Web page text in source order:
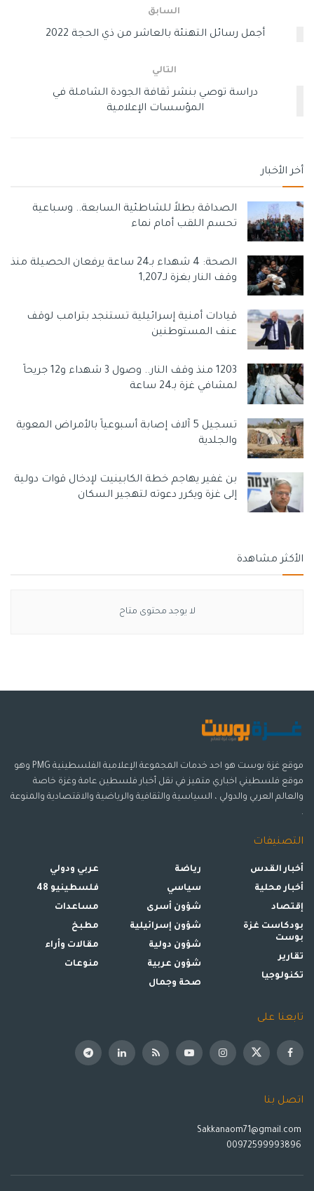
اسعار الذهب اليوم الخميس اسعار الذهب اليوم فى الكويت
اسعار الذهب فى الكويت
السابق
أجمل رسائل التهنئة بالعاشر من ذي الحجة 2022
التالي
دراسة توصي بنشر ثقافة الجودة الشاملة في
المؤسسات الإعلامية
أخر الأخبار
الصداقة بطلاً للشاطئية السابعة.. وسباعية
تحسم اللقب أمام نماء
الصحة: 4 شهداء بـ24 ساعة يرفعان الحصيلة منذ
وقف النار بغزة لـ1,207
قيادات أمنية إسرائيلية تستنجد بترامب لوقف
عنف المستوطنين
1203 منذ وقف النار.. وصول 3 شهداء و12 جريحاً
لمشافي غزة بـ24 ساعة
تسجيل 5 آلاف إصابة أسبوعياً بالأمراض المعوية
والجلدية
بن غفير يهاجم خطة الكابينيت لإدخال قوات دولية
إلى غزة ويكرر دعوته لتهجير السكان
الأكثر مشاهدة
لا يوجد محتوى متاح
موقع غزة بوست هو احد خدمات المجموعة الإعلامية الفلسطينية PMG وهو
موقع فلسطيني اخباري متميز في نقل أخبار فلسطين عامة وغزة خاصة
والعالم العربي والدولي ، السياسية والثقافية والرياضية والاقتصادية والمنوعة
.
التصنيفات
أخبار القدس
أخبار محلية
إقتصاد
بودكاست غزة
بوست
تقارير
تكنولوجيا
رياضة
سياسي
شؤون أسرى
شؤون إسرائيلية
شؤون دولية
شؤون عربية
صحة وجمال
عربي ودولي
فلسطينيو 48
مساعدات
مطبخ
مقالات وأراء
منوعات
تابعنا على
اتصل بنا
Sakkanaom71@gmail.com